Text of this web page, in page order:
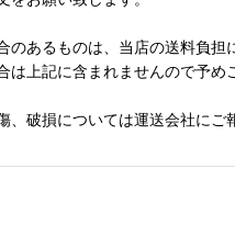
のあるものは、当店の送料負担
は上記に含まれませんので予め
、破損については運送会社にご